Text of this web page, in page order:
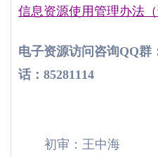
信息资源使用管理办法（
电子资源访问咨询 QQ群
话： 85281114
初审：王中海